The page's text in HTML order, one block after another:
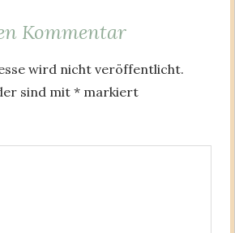
Kommentar
wird nicht veröffentlicht.
sind mit * markiert